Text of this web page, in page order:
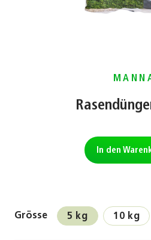
Grösse 5 kg 10 kg
In den